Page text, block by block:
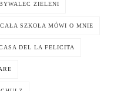
ZIELENI
CAŁA SZKOŁA MÓWI O MNIE
DEL LA FELICITA